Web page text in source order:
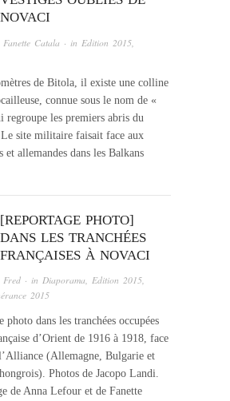
NOVACI
Fanette Catala · in Edition 2015
de Bitola, il existe une colline
connue sous le nom de «
regroupe les premiers abris du
site militaire faisait face aux
et allemandes dans les Balkans
[REPORTAGE PHOTO]
DANS LES TRANCHÉES
FRANÇAISES À NOVACI
Fred · in Diaporama, Edition 2015,
2015
photo dans les tranchées occupées
d’Orient de 1916 à 1918, face
(Allemagne, Bulgarie et
Photos de Jacopo Landi.
de Anna Lefour et de Fanette